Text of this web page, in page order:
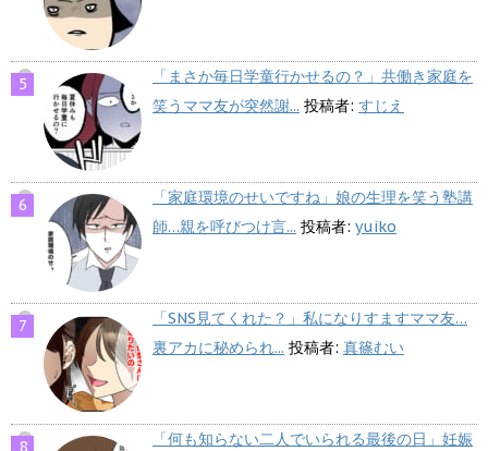
「まさか毎日学童行かせるの？」共働き家庭を
笑うママ友が突然謝... 投稿者: すじえ
「家庭環境のせいですね」娘の生理を笑う塾講
師…親を呼びつけ言... 投稿者: yuiko
「SNS見てくれた？」私になりすますママ友…
裏アカに秘められ... 投稿者: 真篠むい
「何も知らない二人でいられる最後の日」妊娠